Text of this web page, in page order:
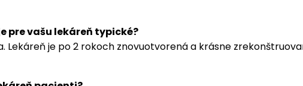
pre vašu lekáreň typické?
je po 2 rokoch znovuotvorená a krásne